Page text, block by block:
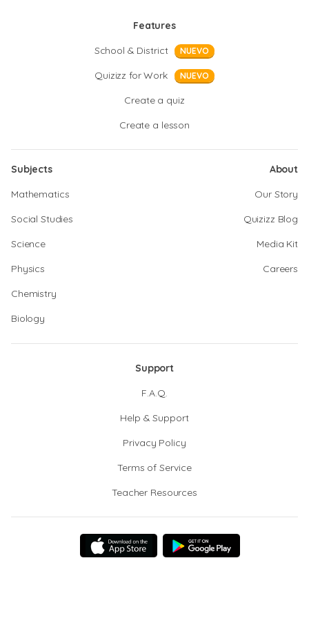
Features
School & District
NUEVO
Quizizz for Work NUEVO
Create a quiz
Create a lesson
Subjects
Mathematics
Social Studies
Science
Physics
Chemistry
Biology
About
Our Story
Quizizz Blog
Media Kit
Careers
Support
F.A.Q.
Help & Support
Privacy Policy
Terms of Service
Teacher Resources